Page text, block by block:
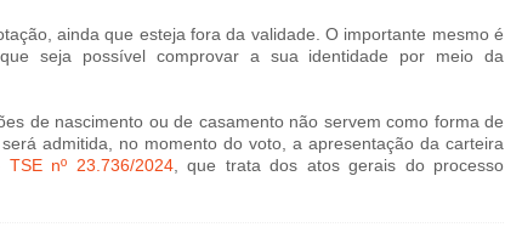
ainda que esteja fora da validade. O importante mesmo é
seja possível comprovar a sua identidade por meio da
de nascimento ou de casamento não servem como forma de
admitida, no momento do voto, a apresentação da carteira
TSE nº 23.736/2024, que trata dos atos gerais do processo